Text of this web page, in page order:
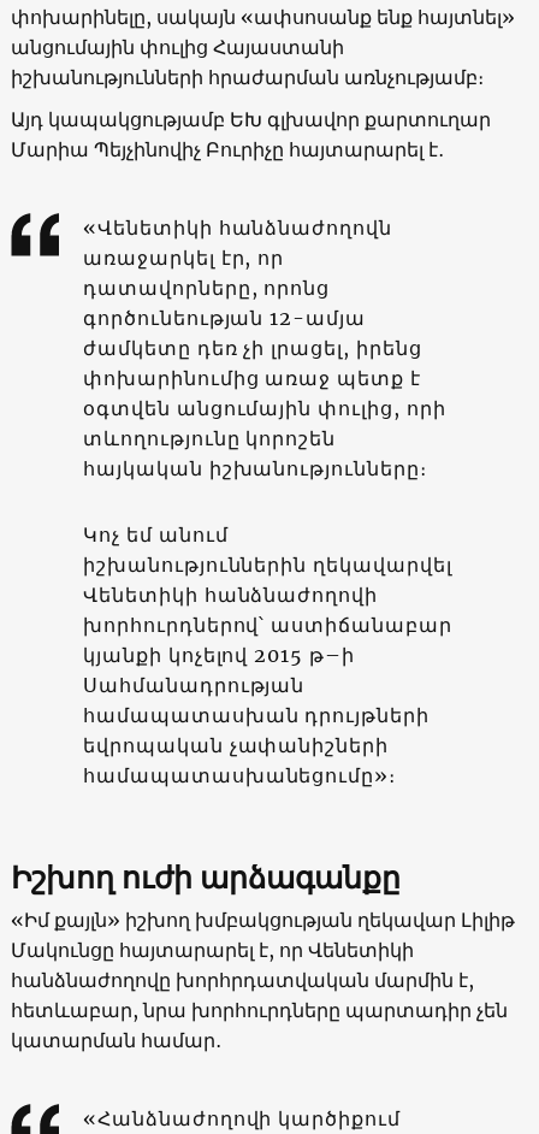
փոխարինելը, սակայն «ափսոսանք ենք հայտնել»
անցումային փուլից Հայաստանի
իշխանությունների հրաժարման առնչությամբ։
Այդ կապակցությամբ ԵԽ գլխավոր քարտուղար
Մարիա Պեյչինովիչ Բուրիչը հայտարարել է․
«Վենետիկի հանձնաժողովն
առաջարկել էր, որ
դատավորները, որոնց
գործունեության 12-ամյա
ժամկետը դեռ չի լրացել, իրենց
փոխարինումից առաջ պետք է
օգտվեն անցումային փուլից, որի
տևողությունը կորոշեն
հայկական իշխանությունները։
Կոչ եմ անում
իշխանություններին ղեկավարվել
Վենետիկի հանձնաժողովի
խորհուրդներով՝ աստիճանաբար
կյանքի կոչելով 2015 թ–ի
Սահմանադրության
համապատասխան դրույթների
եվրոպական չափանիշների
համապատասխանեցումը»։
Իշխող ուժի արձագանքը
«Իմ քայլն» իշխող խմբակցության ղեկավար Լիլիթ
Մակունցը հայտարարել է, որ Վենետիկի
հանձնաժողովը խորհրդատվական մարմին է,
հետևաբար, նրա խորհուրդները պարտադիր չեն
կատարման համար․
«Հանձնաժողովի կարծիքում